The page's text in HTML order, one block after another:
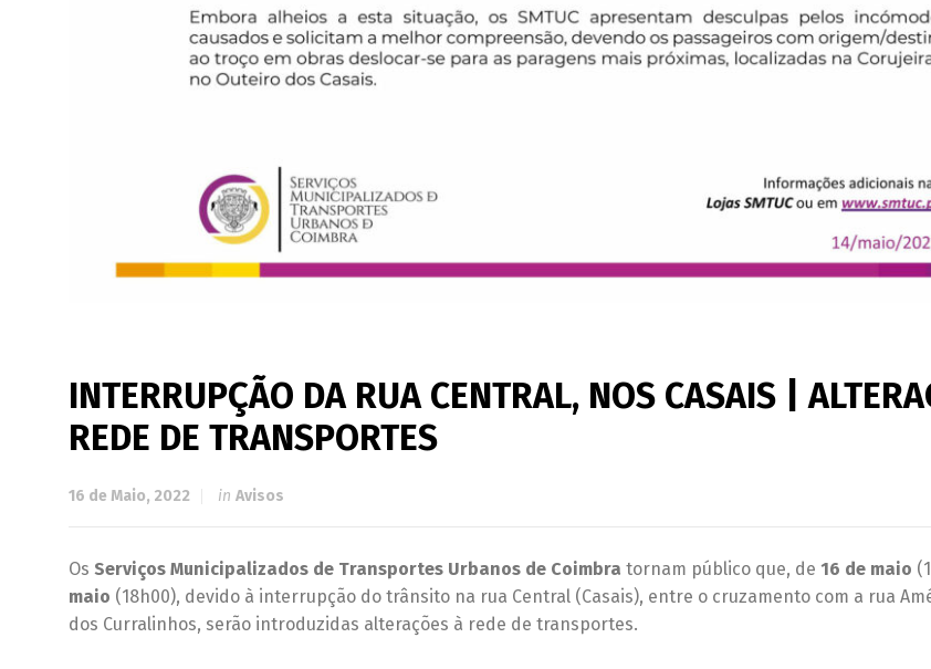
INTERRUPÇÃO DA RUA CENTRAL, NOS CASAIS |
REDE DE TRANSPORTES
16 de Maio, 2022 in Avisos
Os Serviços Municipalizados de Transportes Urbanos de Coimbra tornam público que, de 16 de maio
maio (18h00), devido à interrupção do trânsito na rua Central (Casais), entre o cruzamento com a rua
dos Curralinhos, serão introduzidas alterações à rede de transportes.